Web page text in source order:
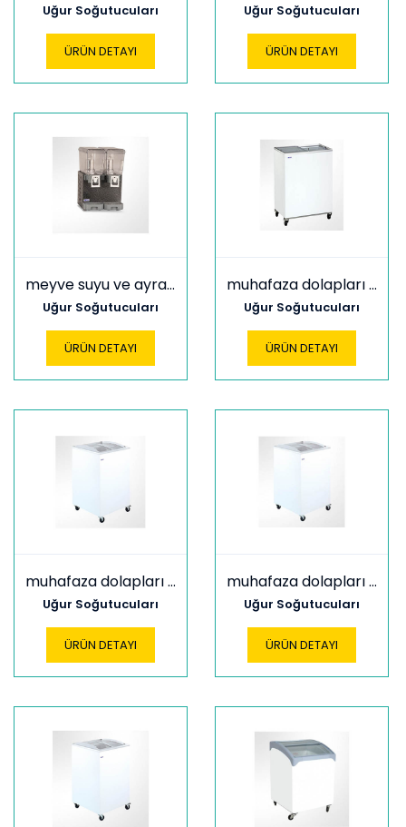
Uğur Soğutucuları
ÜRÜN DETAYI
Uğur Soğutucuları
ÜRÜN DETAYI
meyve suyu ve ayran soğutucular uam 40
Uğur Soğutucuları
ÜRÜN DETAYI
muhafaza dolapları udd 100 sc
Uğur Soğutucuları
ÜRÜN DETAYI
muhafaza dolapları udd 100 scb
Uğur Soğutucuları
ÜRÜN DETAYI
muhafaza dolapları udd 100 sce
Uğur Soğutucuları
ÜRÜN DETAYI